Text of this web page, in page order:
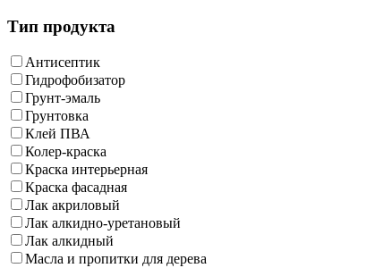
Тип продукта
Антисептик
Гидрофобизатор
Грунт-эмаль
Грунтовка
Клей ПВА
Колер-краска
Краска интерьерная
Краска фасадная
Лак акриловый
Лак алкидно-уретановый
Лак алкидный
Масла и пропитки для дерева